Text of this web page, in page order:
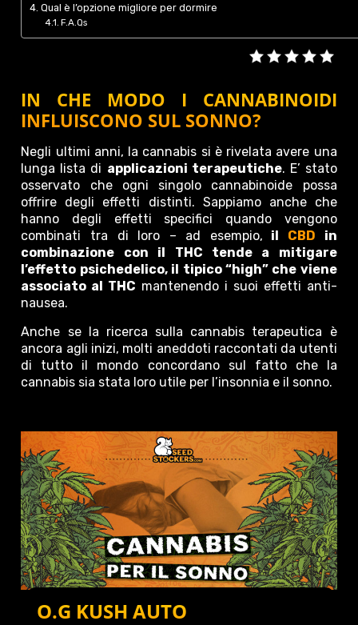
Qual è l’opzione migliore per dormire
F.A.Qs
IN CHE MODO I CANNABINOIDI
INFLUISCONO SUL SONNO?
Negli ultimi anni, la cannabis si è rivelata avere una
lunga lista di applicazioni terapeutiche. E’ stato
osservato che ogni singolo cannabinoide possa
offrire degli effetti distinti. Sappiamo anche che
hanno degli effetti specifici quando vengono
combinati tra di loro – ad esempio, il CBD in
combinazione con il THC tende a mitigare
l’effetto psichedelico, il tipico “high” che viene
associato al THC mantenendo i suoi effetti anti-
nausea.
Anche se la ricerca sulla cannabis terapeutica è
ancora agli inizi, molti aneddoti raccontati da utenti
di tutto il mondo concordano sul fatto che la
cannabis sia stata loro utile per l’insonnia e il sonno.
O.G KUSH AUTO